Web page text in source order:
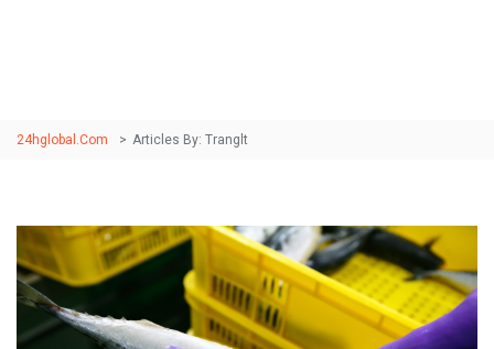
24hglobal.com > Articles By: Tranglt